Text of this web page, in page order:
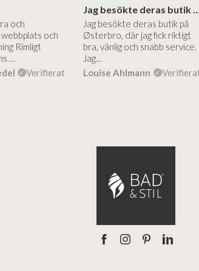
och
och
Rimligt
…
Verifierat
Jag besökte deras
Jag besökte deras butik på
Østerbro, där jag fick riktigt
bra, vänlig och snabb service.
Jag…
Louise Ahlmann